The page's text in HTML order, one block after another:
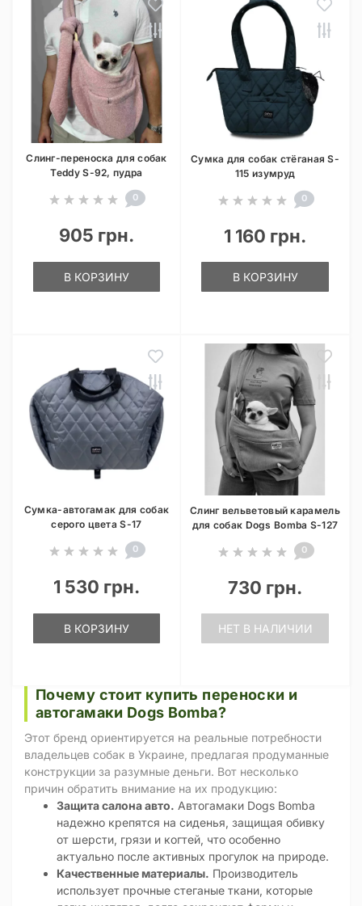
Слинг-переноска для собак
Teddy S-92, пудра
0
905 грн.
В КОРЗИНУ
Сумка для собак стёганая S-
115 изумруд
0
1 160 грн.
В КОРЗИНУ
Сумка-автогамак для собак
серого цвета S-17
0
1 530 грн.
В КОРЗИНУ
Слинг вельветовый карамель
для собак Dogs Bomba S-127
0
730 грн.
НЕТ В НАЛИЧИИ
Почему стоит купить переноски и
автогамаки Dogs Bomba?
Этот бренд ориентируется на реальные потребности
владельцев собак в Украине, предлагая продуманные
конструкции за разумные деньги. Вот несколько
причин обратить внимание на их продукцию:
Защита салона авто. Автогамаки Dogs Bomba
надежно крепятся на сиденья, защищая обивку
от шерсти, грязи и когтей, что особенно
актуально после активных прогулок на природе.
Качественные материалы. Производитель
использует прочные стеганые ткани, которые